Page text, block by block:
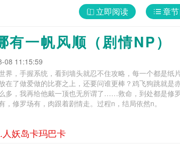
章
立即阅读
有一帆风顺（剧情NP）
08 11:15:59
界，手握系统，看到墙头就忍不住攻略，每一个都是纸
在了做爱做的比赛之上，还要问谁更棒？鸡飞狗跳就
多，我再给他戴一顶也无所谓了……救命，到处都是修
修罗场有，肉跟着剧情走。过程n，结局依然n。
人妖岛卡玛巴卡